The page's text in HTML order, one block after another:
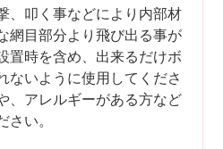
、叩く事などにより内部材
網目部分より飛び出る事が
置時を含め、出来るだけボ
ないように使用してくださ
、アレルギーがある方など
さい。